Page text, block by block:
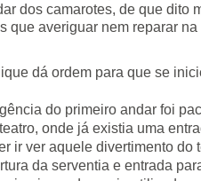
dos camarotes, de que dito
que averiguar nem reparar
dá ordem para que se
do primeiro andar foi
onde já existia uma
ir ver aquele divertimento do
da serventia e entrada